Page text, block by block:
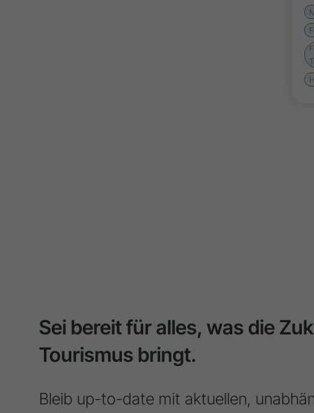
Sei bereit für alles, was die
Tourismus bringt.
Bleib up-to-date mit aktuellen,